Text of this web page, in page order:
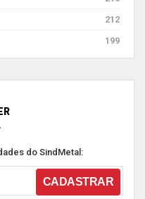
212
199
do SindMetal: